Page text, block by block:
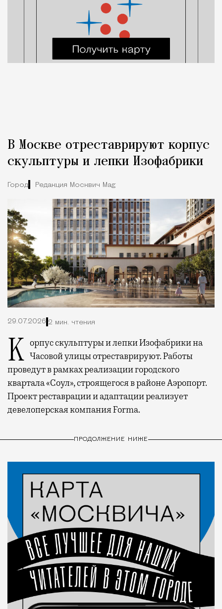
В Москве отреставрируют корпус
скульптуры и лепки Изофабрики
Город Редакция Москвич Mag
29.07.2026 2 мин. чтения
Корпус скульптуры и лепки Изофабрики на Часовой улицы отреставрируют. Работы
проведут в рамках реализации городского
квартала «Соул», строящегося в районе Аэропорт.
Проект реставрации и адаптации реализует
девелоперская компания Forma.
ПРОДОЛЖЕНИЕ НИЖЕ